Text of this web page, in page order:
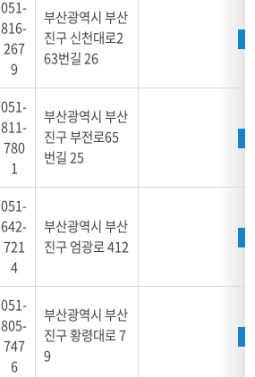
051-
816-
267
9
부산광역시 부산
진구 신천대로2
63번길 26
051-
811-
780
1
부산광역시 부산
진구 부전로65
번길 25
051-
642-
721
4
부산광역시 부산
진구 엄광로 412
051-
805-
747
6
부산광역시 부산
진구 황령대로 7
9